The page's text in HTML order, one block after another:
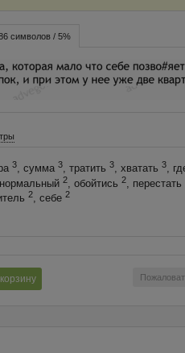
символов / 5%
3, сумма 3, тратить 3, хватать 3,
2, обойтись 2, перестать
2, себе 2